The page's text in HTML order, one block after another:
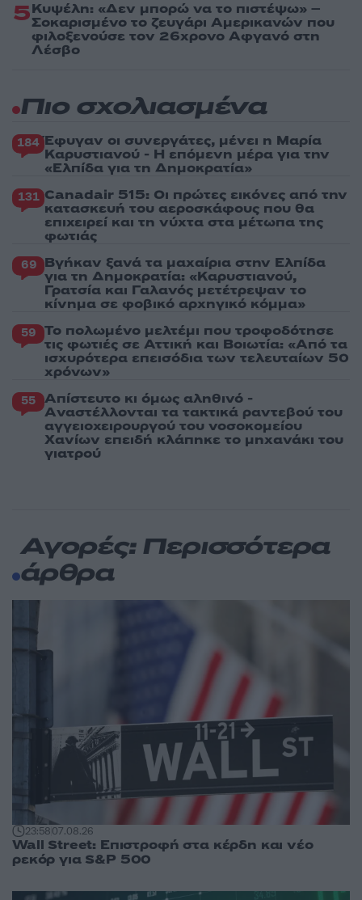
5Κυψέλη: «Δεν μπορώ να το πιστέψω» –
Σοκαρισμένο το ζευγάρι Αμερικανών που
φιλοξενούσε τον 26χρονο Αφγανό στη
Λέσβο
Πιο σχολιασμένα
184 Έφυγαν οι συνεργάτες, μένει η Μαρία
Καρυστιανού - Η επόμενη μέρα για την
«Ελπίδα για τη Δημοκρατία»
131 Canadair 515: Οι πρώτες εικόνες από την
κατασκευή του αεροσκάφους που θα
επιχειρεί και τη νύχτα στα μέτωπα της
φωτιάς
69 Βγήκαν ξανά τα μαχαίρια στην Ελπίδα
για τη Δημοκρατία: «Καρυστιανού,
Γρατσία και Γαλανός μετέτρεψαν το
κίνημα σε φοβικό αρχηγικό κόμμα»
59 Το πολωμένο μελτέμι που τροφοδότησε
τις φωτιές σε Αττική και Βοιωτία: «Από τα
ισχυρότερα επεισόδια των τελευταίων 50
χρόνων»
55 Απίστευτο κι όμως αληθινό -
Aναστέλλονται τα τακτικά ραντεβού του
αγγειοχειρουργού του νοσοκομείου
Χανίων επειδή κλάπηκε το μηχανάκι του
γιατρού
Αγορές: Περισσότερα
άρθρα
23:5807.08.26
Wall Street: Επιστροφή στα κέρδη και νέο
ρεκόρ για S&P 500